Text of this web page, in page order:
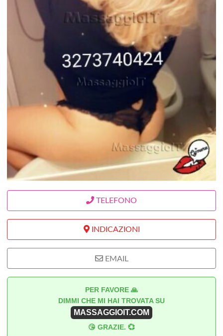
TELEFONO
INDICAZIONI
EMAIL
PER FAVORE 🙏
DIMMI CHE MI HAI TROVATA SU
MASSAGGIOIT.COM
😘 GRAZIE. 💞